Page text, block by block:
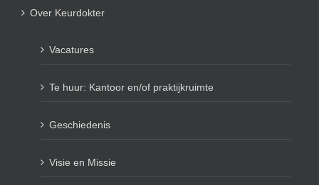
Over Keurdokter
Vacatures
Te huur: Kantoor en/of praktijkruimte
Geschiedenis
Visie en Missie